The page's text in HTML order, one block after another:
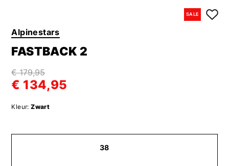
SALE
Alpinestars
FASTBACK 2
€ 179,95
€ 134,95
Kleur: Zwart
38